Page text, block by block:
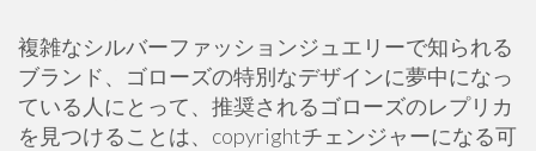
複雑なシルバーファッションジュエリーで知られる
ブランド、ゴローズの特別なデザインに夢中になっ
ている人にとって、推奨されるゴローズのレプリカ
を見つけることは、copyrightチェンジャーになる可